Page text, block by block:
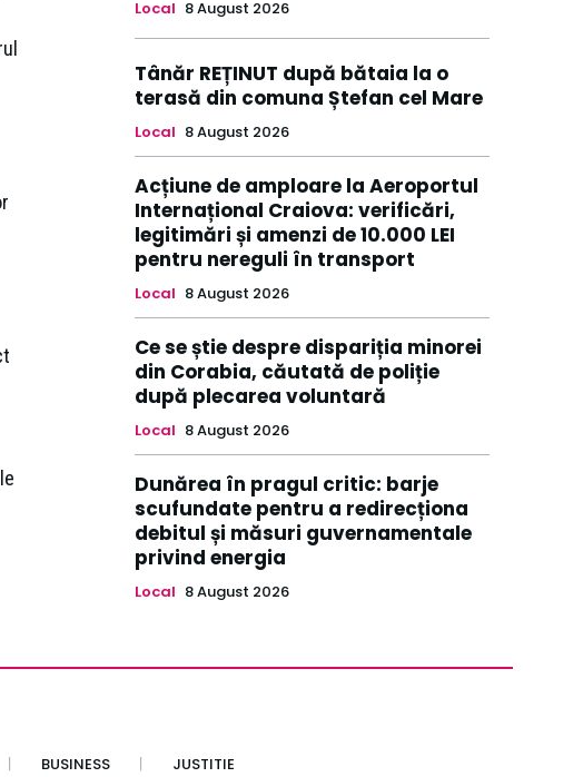
Local 8 August 2026
Tânăr REȚINUT după bătaia la o
terasă din comuna Ștefan cel Mare
Local 8 August 2026
Acțiune de amploare la Aeroportul
Internațional Craiova: verificări,
legitimări și amenzi de 10.000 LEI
pentru nereguli în transport
Local 8 August 2026
Ce se știe despre dispariția minorei
din Corabia, căutată de poliție
după plecarea voluntară
Local 8 August 2026
Dunărea în pragul critic: barje
scufundate pentru a redirecționa
debitul și măsuri guvernamentale
privind energia
Local 8 August 2026
BUSINESS JUSTITIE